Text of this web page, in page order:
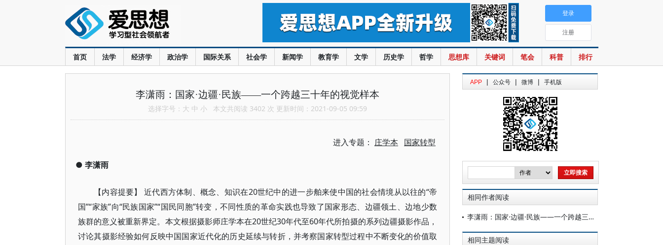
首页 法学 经济学 政治学 国际关系 社会学 新闻学 教育学 文学 历史学 哲学 思想库 关键词 笔会 科普 排行
登录
注册
李潇雨：国家·边疆·民族——一个跨越三十年的视觉样本
选择字号： 大 中 小 本文共阅读 3402 次 更新时间：2021-09-05 09:59
进入专题： 庄学本 国家转型
● 李潇雨
【内容提要】 近代西方体制、概念、知识在20世纪中的进一步舶来使中国的社会情境从以往的“帝
国”“家族”向“民族国家”“国民同胞”转变，不同性质的革命实践也导致了国家形态、边疆领土、边地少数
族群的意义被重新界定。本文根据摄影师庄学本在20世纪30年代至60年代所拍摄的系列边疆摄影作品，
讨论其摄影经验如何反映中国国家近代化的历史延续与转折，并考察国家转型过程中不断变化的价值取
APP | 公众号 | 微博 | 手机版
相同作者阅读
李潇雨：国家·边疆·民族——一个跨越三十年的视觉样本
相同主题阅读